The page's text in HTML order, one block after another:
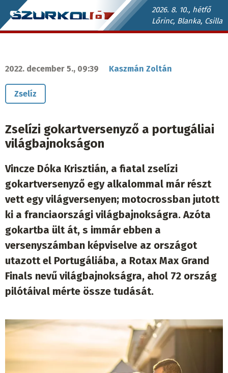
Ugrás
a
2026. 8. 10., hétfő
Lőrinc, Blanka, Csilla
Szurkoló.sk
2022. december 5., 09:39 Kaszmán Zoltán
Zselíz
Zselízi gokartversenyző a portugáliai
világbajnokságon
Vincze Dóka Krisztián, a fiatal zselízi
gokartversenyző egy alkalommal már részt
vett egy világversenyen; motocrossban jutott
ki a franciaországi világbajnokságra. Azóta
gokartba ült át, s immár ebben a
versenyszámban képviselve az országot
utazott el Portugáliába, a Rotax Max Grand
Finals nevű világbajnokságra, ahol 72 ország
pilótáival mérte össze tudását.